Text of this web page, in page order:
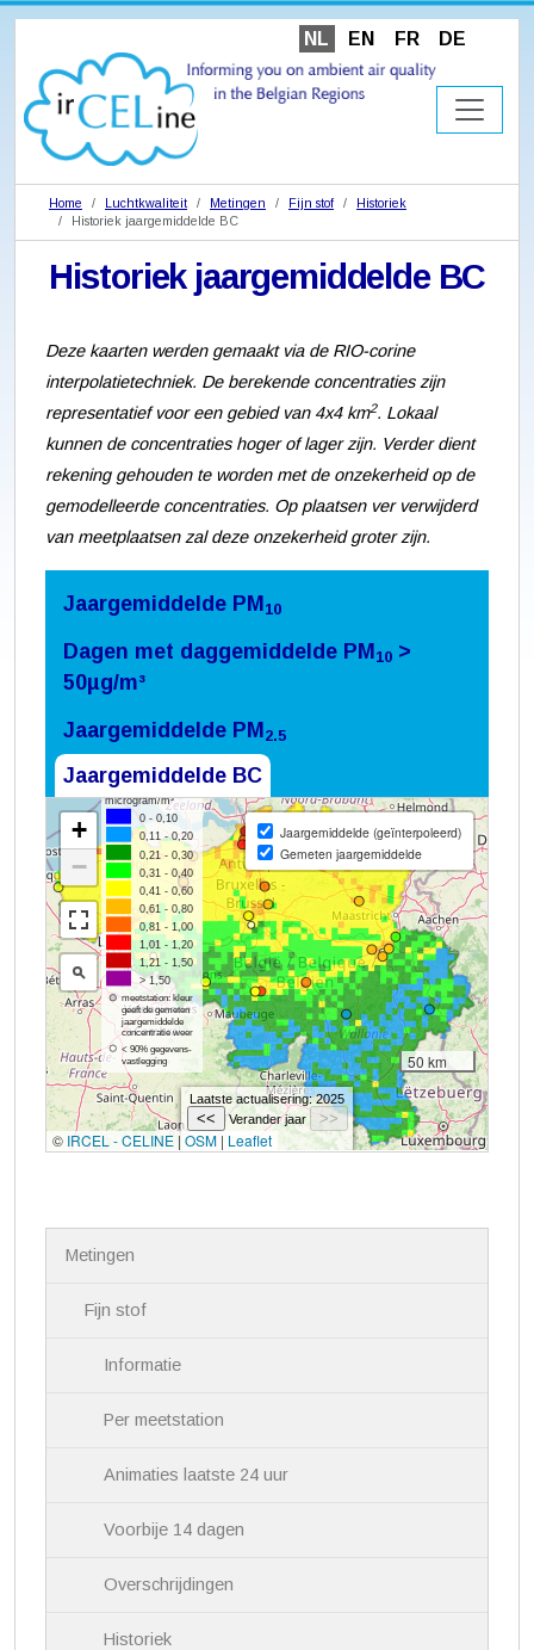
NL EN FR DE
Home Luchtkwaliteit Metingen Fijn stof
Historiek
Historiek jaargemiddelde BC
Historiek jaargemiddelde BC
Deze kaarten werden gemaakt via de RIO-corine
interpolatietechniek. De berekende concentraties zijn
representatief voor een gebied van 4x4 km2. Lokaal
kunnen de concentraties hoger of lager zijn. Verder dient
rekening gehouden te worden met de onzekerheid op de
gemodelleerde concentraties. Op plaatsen ver verwijderd
van meetplaatsen zal deze onzekerheid groter zijn.
Jaargemiddelde PM10
Dagen met daggemiddelde PM10 >
50µg/m³
Jaargemiddelde PM2.5
Jaargemiddelde BC
Metingen
Fijn stof
Informatie
Per meetstation
Animaties laatste 24 uur
Voorbije 14 dagen
Overschrijdingen
Historiek